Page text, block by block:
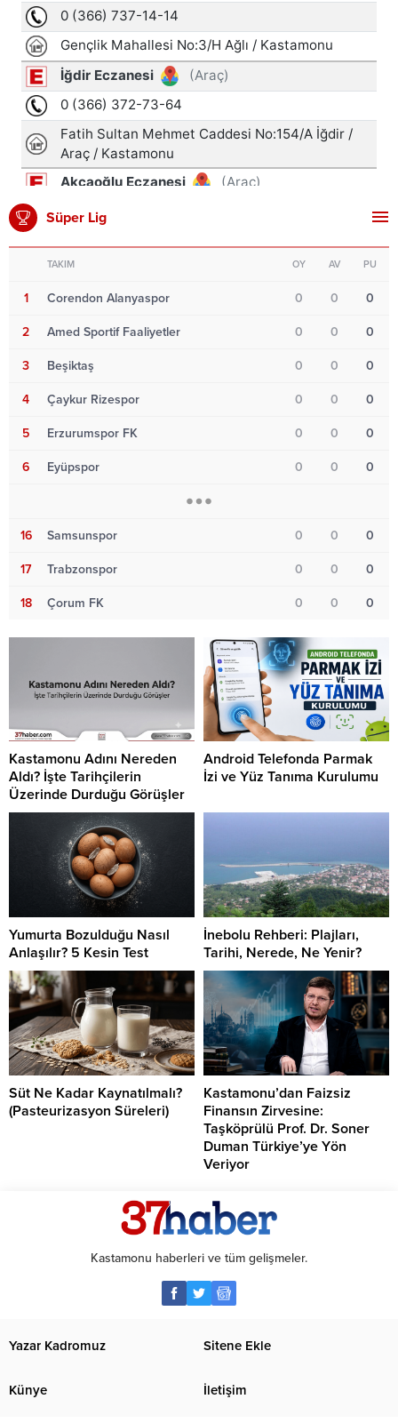
Süper Lig
TAKIM OY AV PU
1 Corendon Alanyaspor 0 0 0
2 Amed Sportif Faaliyetler 0 0 0
3 Beşiktaş 0 0 0
4 Çaykur Rizespor 0 0 0
5 Erzurumspor FK 0 0 0
6 Eyüpspor 0 0 0
16 Samsunspor 0 0 0
17 Trabzonspor 0 0 0
18 Çorum FK 0 0 0
Kastamonu Adını Nereden
Aldı? İşte Tarihçilerin
Üzerinde Durduğu Görüşler
Android Telefonda Parmak
İzi ve Yüz Tanıma Kurulumu
Yumurta Bozulduğu Nasıl
Anlaşılır? 5 Kesin Test
İnebolu Rehberi: Plajları,
Tarihi, Nerede, Ne Yenir?
Süt Ne Kadar Kaynatılmalı?
(Pasteurizasyon Süreleri)
Kastamonu’dan Faizsiz
Finansın Zirvesine:
Taşköprülü Prof. Dr. Soner
Duman Türkiye’ye Yön
Veriyor
Kastamonu haberleri ve tüm gelişmeler.
Yazar Kadromuz Sitene Ekle
Künye İletişim